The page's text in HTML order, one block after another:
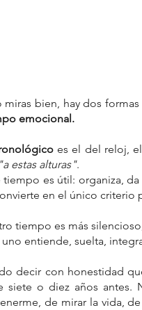
MentalDía de Muertos Día
Espiritualidad consciente
UsuiMike Aryan Mike Aryan.
SteinerSanación
transgeneracional Tres
adaptación
angeloterapia
ansiosoapego evitativo
miras bien, hay dos
emocional.
es el del reloj,
"a estas alturas".
tiempo es útil: organiza,
en el único criterio
tiempo es más
entiende, suelta,
decir con honestidad
siete o diez años
de mirar la vida,